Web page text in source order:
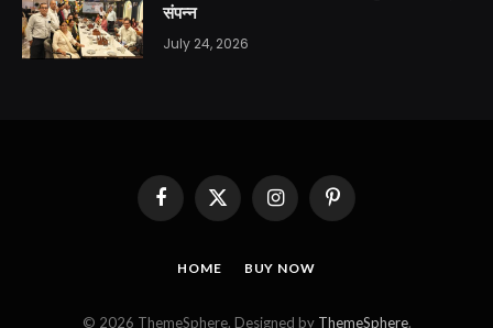
संपन्न
July 24, 2026
FacebookX
(Twitter)
InstagramPinterest
HOME BUY NOW
© 2026 ThemeSphere. Designed by ThemeSphere.